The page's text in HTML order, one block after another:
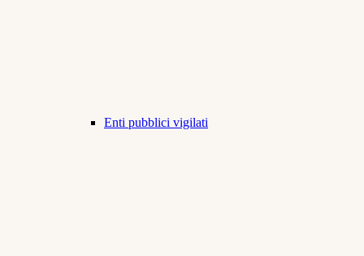
Enti pubblici vigilati